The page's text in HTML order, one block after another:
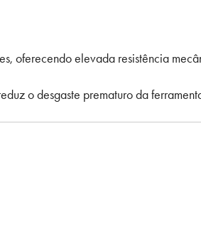
oferecendo elevada resistência
o desgaste prematuro da